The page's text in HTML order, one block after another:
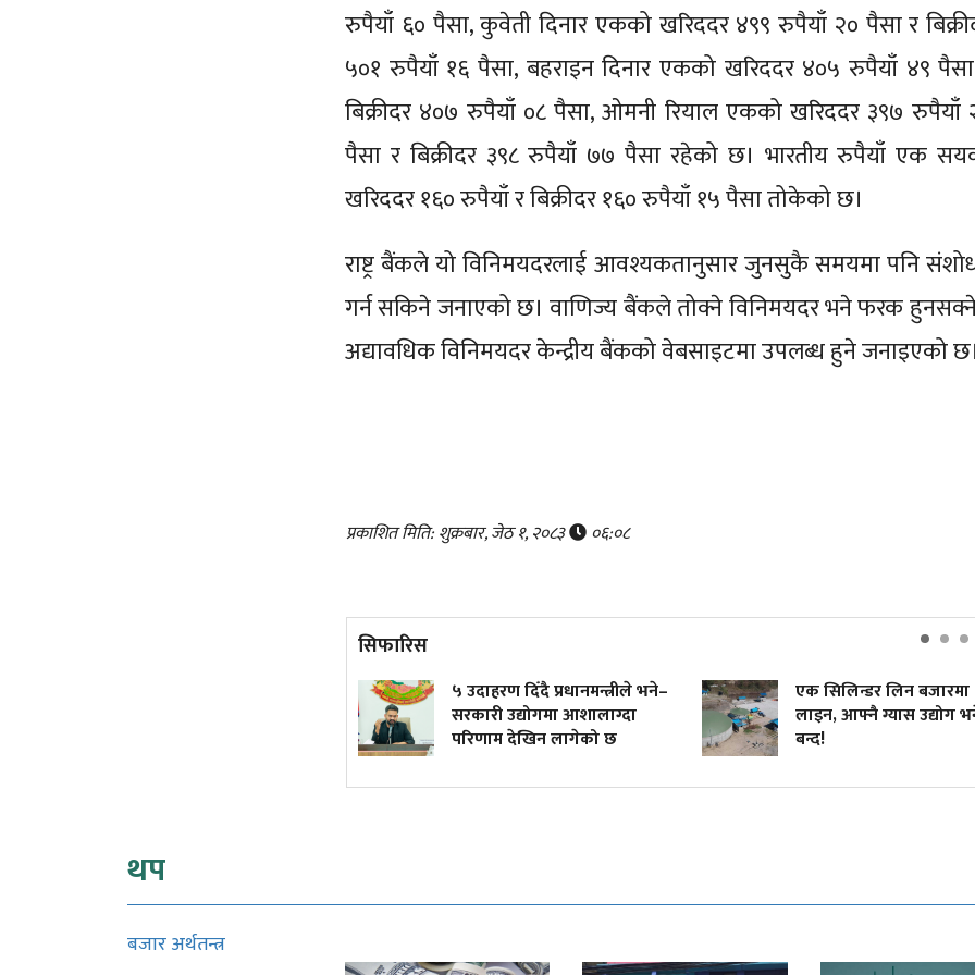
रुपैयाँ ६० पैसा, कुवेती दिनार एकको खरिददर ४९९ रुपैयाँ २० पैसा र
५०१ रुपैयाँ १६ पैसा, बहराइन दिनार एकको खरिददर ४०५ रुपैयाँ ४९
बिक्रीदर ४०७ रुपैयाँ ०८ पैसा, ओमनी रियाल एकको खरिददर ३९७ रुपैयाँ
पैसा र बिक्रीदर ३९८ रुपैयाँ ७७ पैसा रहेको छ। भारतीय रुपैयाँ एक
खरिददर १६० रुपैयाँ र बिक्रीदर १६० रुपैयाँ १५ पैसा तोकेको छ।
राष्ट्र बैंकले यो विनिमयदरलाई आवश्यकतानुसार जुनसुकै समयमा पनि
गर्न सकिने जनाएको छ। वाणिज्य बैंकले तोक्ने विनिमयदर भने फरक
अद्यावधिक विनिमयदर केन्द्रीय बैंकको वेबसाइटमा उपलब्ध हुने जनाइएको छ।
प्रकाशित मिति: शुक्रबार, जेठ १, २०८३ ०६:०८
सिफारिस
५ उदाहरण दिँदै प्रधानमन्त्रीले भने–
सरकारी उद्योगमा आशालाग्दा
परिणाम देखिन लागेको छ
एक सिलिन्डर लिन बजारमा
लाइन, आफ्नै ग्यास उद्योग भने
बन्द!
थप
बजार अर्थतन्त्र